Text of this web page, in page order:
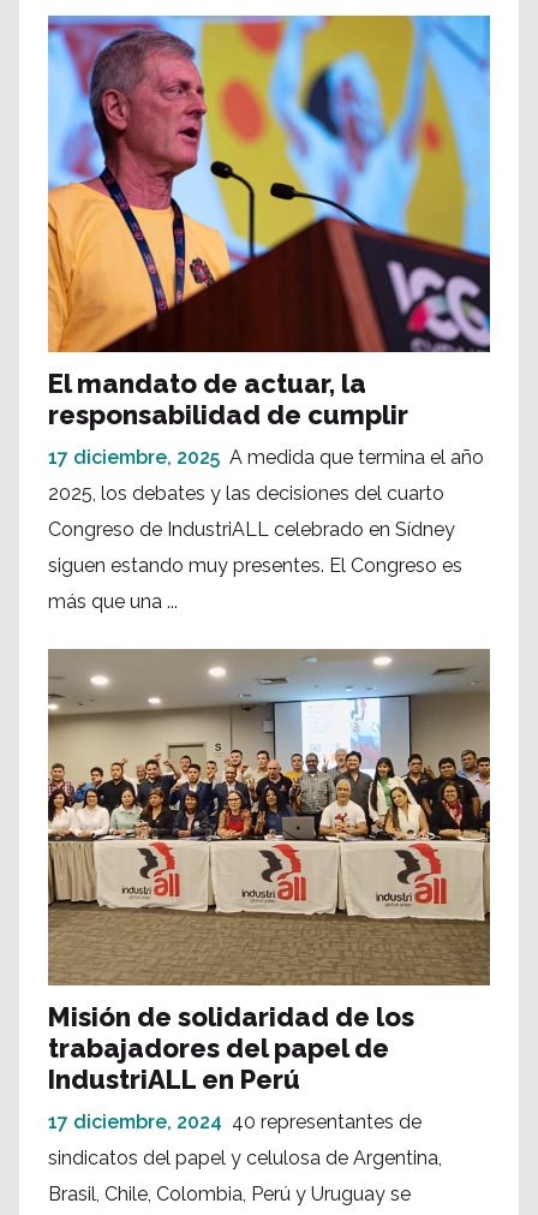
El mandato de actuar, la
responsabilidad de cumplir
17 diciembre, 2025 A medida que termina el año
2025, los debates y las decisiones del cuarto
Congreso de IndustriALL celebrado en Sídney
siguen estando muy presentes. El Congreso es
más que una ...
Misión de solidaridad de los
trabajadores del papel de
IndustriALL en Perú
17 diciembre, 2024 40 representantes de
sindicatos del papel y celulosa de Argentina,
Brasil, Chile, Colombia, Perú y Uruguay se